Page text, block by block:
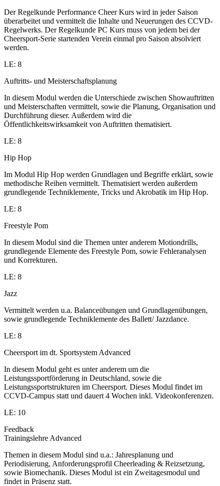
Der Regelkunde Performance Cheer Kurs wird in jeder Saison
überarbeitet und vermittelt die Inhalte und Neuerungen des CCVD-
Regelwerks. Der Regelkunde PC Kurs muss von jedem bei der
Cheersport-Serie startenden Verein einmal pro Saison absolviert
werden.
LE: 8
Auftritts- und Meisterschaftsplanung
In diesem Modul werden die Unterschiede zwischen Showauftritten
und Meisterschaften vermittelt, sowie die Planung, Organisation und
Durchführung dieser. Außerdem wird die
Öffentlichkeitswirksamkeit von Auftritten thematisiert.
LE: 8
Hip Hop
Im Modul Hip Hop werden Grundlagen und Begriffe erklärt, sowie
methodische Reihen vermittelt. Thematisiert werden außerdem
grundlegende Techniklemente, Tricks und Akrobatik im Hip Hop.
LE: 8
Freestyle Pom
In diesem Modul sind die Themen unter anderem Motiondrills,
grundlegende Elemente des Freestyle Pom, sowie Fehleranalysen
und Korrekturen.
LE: 8
Jazz
Vermittelt werden u.a. Balanceübungen und Grundlagenübungen,
sowie grundlegende Techniklemente des Ballett/ Jazzdance.
LE: 8
Cheersport im dt. Sportsystem Advanced
In diesem Modul geht es unter anderem um die
Leistungssportförderung in Deutschland, sowie die
Leistungssportstrukturen im Cheersport. Dieses Modul findet im
CCVD-Campus statt und dauert 4 Wochen inkl. Videokonferenzen.
LE: 10
Feedback
Trainingslehre Advanced
Themen in diesem Modul sind u.a.: Jahresplanung und
Periodisierung, Anforderungsprofil Cheerleading & Reizsetzung,
sowie Biomechanik. Dieses Modul ist ein Zweitagesmodul und
findet in Präsenz statt.